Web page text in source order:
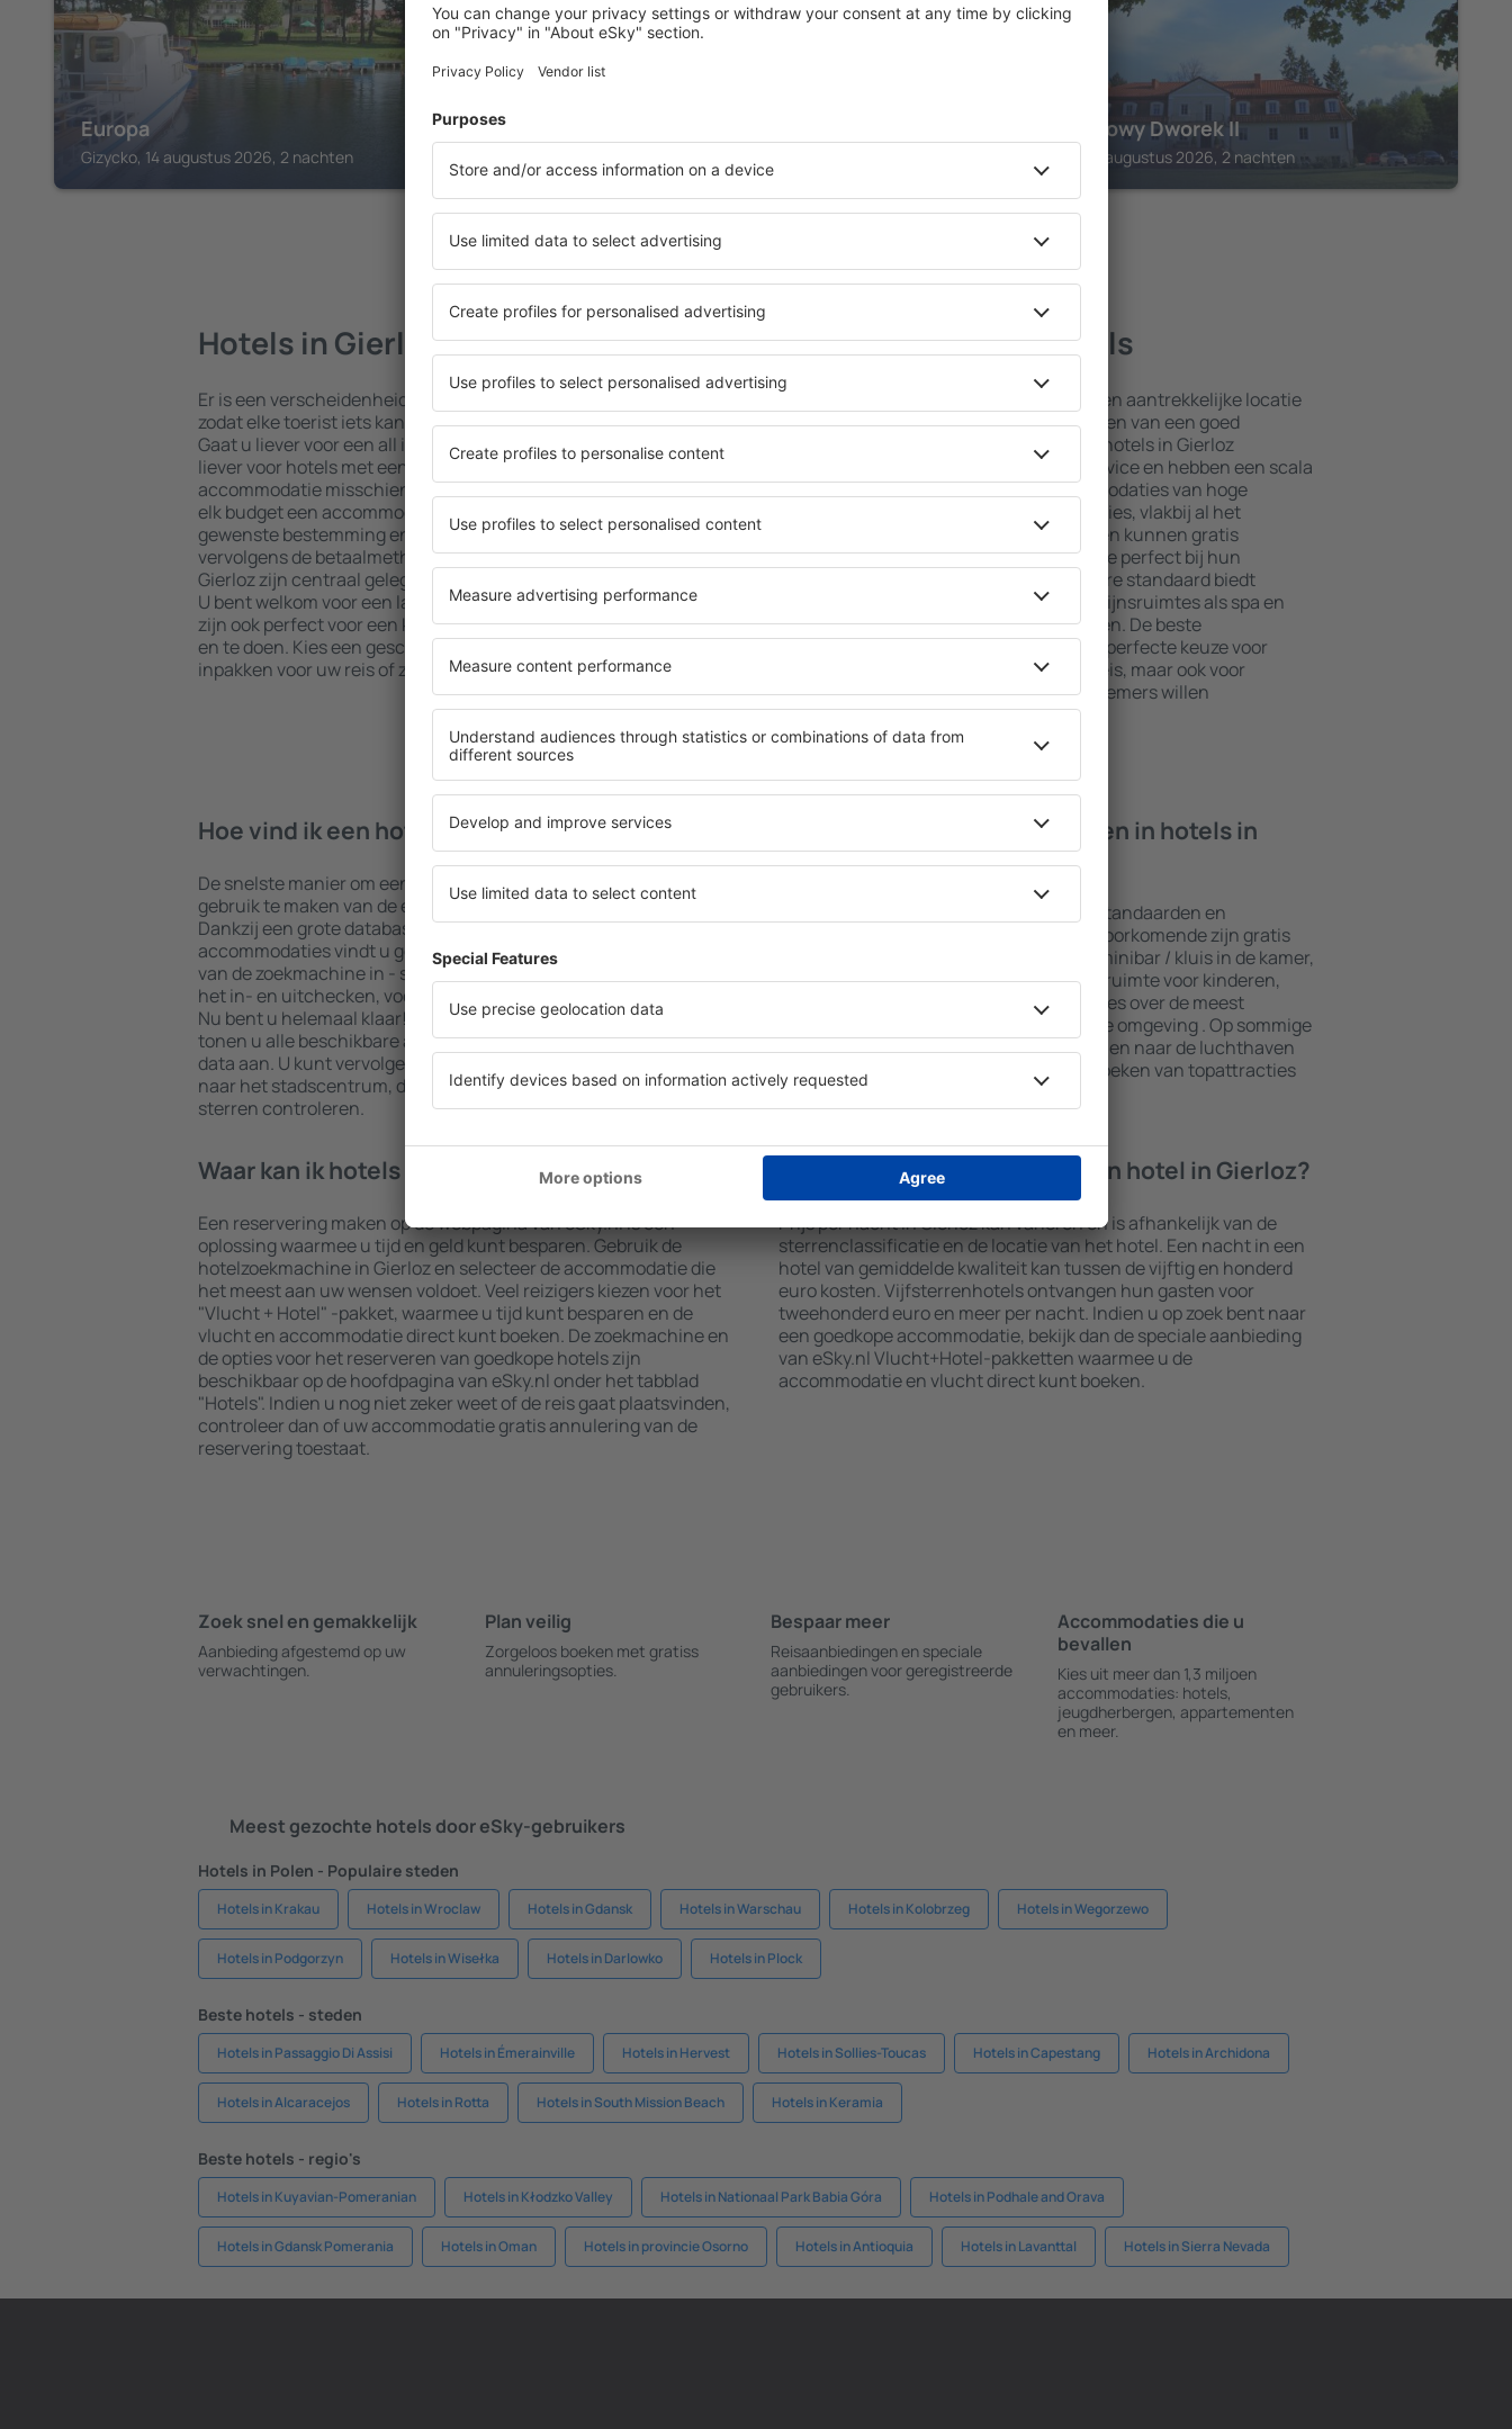
Europa
Gizycko, 14 augustus 2026, 2 nachten
Księżycowy Dworek II
Gierloz, 14 augustus 2026, 2 nachten
Meer hotels bekijken in Gierloz
Hotels in Gierloz
Er is een verscheidenheid aan hotels beschikbaar in Gierloz,
zodat elke toerist iets kan vinden dat aan zijn behoeften voldoet.
Gaat u liever voor een all inclusive hoogstaand hotel of gaat u
liever voor hotels met een gezellige sfeer? Is een goedkope
accommodatie misschien iets voor u? Met onze hulp kunt u voor
elk budget een accommodatie boeken in Gierloz. Selecteer uw
gewenste bestemming en de standaard van het hotel. Controleer
vervolgens de betaalmethoden en annuleringsopties. Hotels in
Gierloz zijn centraal gelegen maar iets verder weg van de drukte.
U bent welkom voor een langer verblijf maar de accommodaties
zijn ook perfect voor een korter verblijf. In de buurt is veel te zien
en te doen. Kies een geschikt hotel en begin meteen met
inpakken voor uw reis of zakenreis!
Gierloz - de beste hotels
Een verscheidenheid aan diensten en een aantrekkelijke locatie
zijn enkele van de belangrijkste elementen van een goed
ontworpen all-inclusive hotel. De beste hotels in Gierloz
garanderen de hoogste standaard in service en hebben een scala
aan faciliteiten voor de gasten. Accommodaties van hoge
kwaliteit bevinden zich op de beste locaties, vlakbij al het
belangrijke amusement in Gierloz. Gasten kunnen gratis
parkeren en een kamer of suite kiezen die perfect bij hun
behoeften past. Een hotel met een hogere standaard biedt
gewoonlijk gevarieerde opties zoals welzijnsruimtes als spa en
fitness, evenals activiteiten voor kinderen. De beste
accommodaties in Gierloz zijn altijd een perfecte keuze voor
stellen, gezinnen en mensen op zakenreis, maar ook voor
bedrijven die workshops voor hun werknemers willen
organiseren.
Hoe vind ik een hotel in Gierloz?
De snelste manier om een hotel in Gierloz te vinden, is door
gebruik te maken van de eSky zoekmachine voor accommodaties.
Dankzij een grote database met een verscheidenheid aan
accommodaties vindt u gegarandeerd wat u zoekt. Vul de velden
van de zoekmachine in - selecteer uw locatie, kies de datum van
het in- en uitchecken, voeg dan het aantal gasten en kamers toe.
Nu bent u helemaal klaar! De resultaten van uw zoekopdracht
tonen u alle beschikbare accommodaties op de geselecteerde
data aan. U kunt vervolgens eenvoudig de afstand van het hotel
naar het stadscentrum, de betalingsmethoden en het aantal
sterren controleren.
Welke faciliteiten kan ik vinden in hotels in
Gierloz?
Hotels in Gierloz hebben verschillende standaarden en
faciliteiten voor hun gasten. De meest voorkomende zijn gratis
wifi, wellnessruimtes met een spa, een minibar / kluis in de kamer,
restaurants, een eetgedeelte, een speelruimte voor kinderen,
gratis parkeren en informatieve brochures over de meest
interessante toeristische attracties in de omgeving . Op sommige
locaties bieden hotels ook transport van en naar de luchthaven
aan. Soms moedigen hotels ook het bezoeken van topattracties
in Gierloz aan.
Waar kan ik hotels in Gierloz boeken?
Een reservering maken op de webpagina van eSky.nl is een
oplossing waarmee u tijd en geld kunt besparen. Gebruik de
hotelzoekmachine in Gierloz en selecteer de accommodatie die
het meest aan uw wensen voldoet. Veel reizigers kiezen voor het
"Vlucht + Hotel" -pakket, waarmee u tijd kunt besparen en de
vlucht en accommodatie direct kunt boeken. De zoekmachine en
de opties voor het reserveren van goedkope hotels zijn
beschikbaar op de hoofdpagina van eSky.nl onder het tabblad
"Hotels". Indien u nog niet zeker weet of de reis gaat plaatsvinden,
controleer dan of uw accommodatie gratis annulering van de
reservering toestaat.
Hoeveel kost een nacht in een hotel in Gierloz?
Prijs per nacht in Gierloz kan variëren en is afhankelijk van de
sterrenclassificatie en de locatie van het hotel. Een nacht in een
hotel van gemiddelde kwaliteit kan tussen de vijftig en honderd
euro kosten. Vijfsterrenhotels ontvangen hun gasten voor
tweehonderd euro en meer per nacht. Indien u op zoek bent naar
een goedkope accommodatie, bekijk dan de speciale aanbieding
van eSky.nl Vlucht+Hotel-pakketten waarmee u de
accommodatie en vlucht direct kunt boeken.
Zoek snel en gemakkelijk
Aanbieding afgestemd op uw
verwachtingen.
Plan veilig
Zorgeloos boeken met gratiss
annuleringsopties.
Bespaar meer
Reisaanbiedingen en speciale
aanbiedingen voor geregistreerde
gebruikers.
Accommodaties die u
bevallen
Kies uit meer dan 1,3 miljoen
accommodaties: hotels,
jeugdherbergen, appartementen
en meer.
Meest gezochte hotels door eSky-gebruikers
Hotels in Polen - Populaire steden
Hotels in Krakau Hotels in Wroclaw Hotels in Gdansk Hotels in Warschau Hotels in Kolobrzeg Hotels in Wegorzewo
Hotels in Podgorzyn Hotels in Wisełka Hotels in Darlowko Hotels in Plock
Beste hotels - steden
Hotels in Passaggio Di Assisi Hotels in Émerainville Hotels in Hervest Hotels in Sollies-Toucas Hotels in Capestang Hotels in Archidona
Hotels in Alcaracejos Hotels in Rotta Hotels in South Mission Beach Hotels in Keramia
Beste hotels - regio's
Hotels in Kuyavian-Pomeranian Hotels in Kłodzko Valley Hotels in Nationaal Park Babia Góra Hotels in Podhale and Orava
Hotels in Gdansk Pomerania Hotels in Oman Hotels in provincie Osorno Hotels in Antioquia Hotels in Lavanttal Hotels in Sierra Nevada